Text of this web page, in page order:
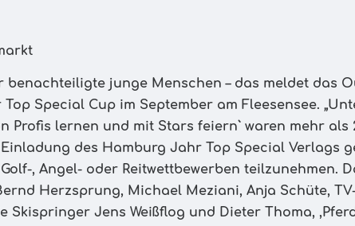
benachteiligte junge Menschen – das meldet das
Special Cup im September am Fleesensee.
Profis lernen und mit Stars feiern` waren mehr als
des Hamburg Jahr Top Special Verlags
, Angel- oder Reitwettbewerben teilzunehmen.
Herzsprung, Michael Meziani, Anja Schüte,
Skispringer Jens Weißflog und Dieter Thoma,